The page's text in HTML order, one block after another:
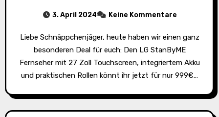
3. April 2024 Keine Kommentare
Liebe Schnäppchenjäger, heute haben wir einen ganz
besonderen Deal für euch: Den LG StanByME
Fernseher mit 27 Zoll Touchscreen, integriertem Akku
und praktischen Rollen könnt ihr jetzt für nur 999€…